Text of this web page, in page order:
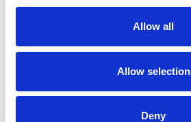
Allow all
Allow selection
Deny